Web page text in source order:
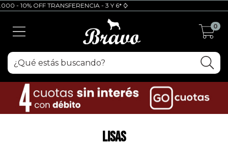
OFF TRANSFERENCIA - 3 Y 6* CUOTAS SIN INTERES (6 con mínimo de
0
Lisas